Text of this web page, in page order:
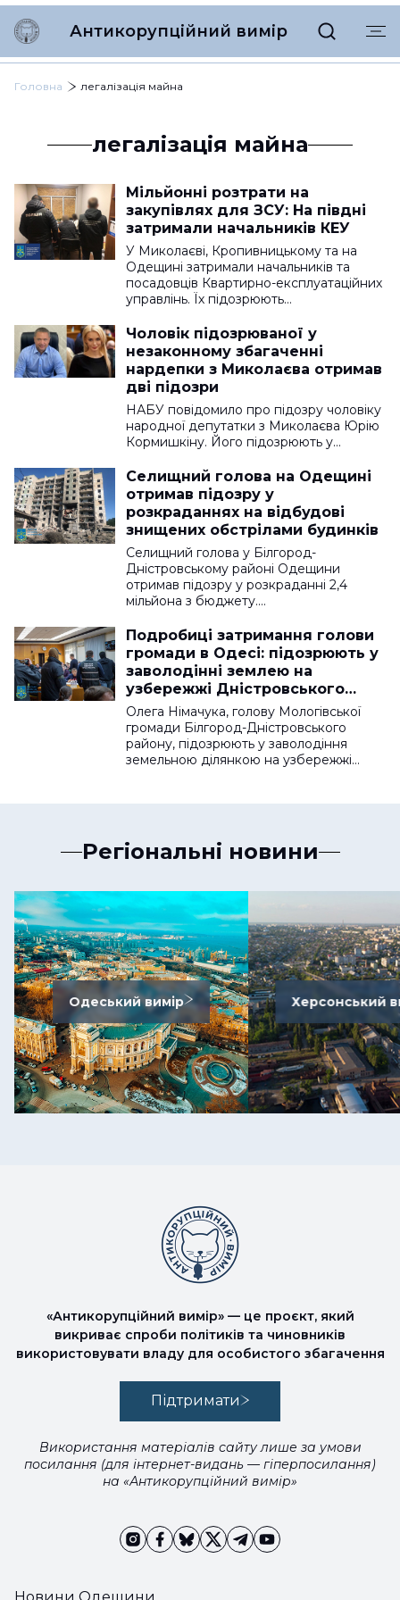
Антикорупційний вимір
Головна легалізація майна
легалізація майна
Мільйонні розтрати на
закупівлях для ЗСУ: На півдні
затримали начальників КЕУ
У Миколаєві, Кропивницькому та на
Одещині затримали начальників та
посадовців Квартирно-експлуатаційних
управлінь. Їх підозрюють…
Чоловік підозрюваної у
незаконному збагаченні
нардепки з Миколаєва отримав
дві підозри
НАБУ повідомило про підозру чоловіку
народної депутатки з Миколаєва Юрію
Кормишкіну. Його підозрюють у…
Селищний голова на Одещині
отримав підозру у
розкраданнях на відбудові
знищених обстрілами будинків
Селищний голова у Білгород-
Дністровському районі Одещини
отримав підозру у розкраданні 2,4
мільйона з бюджету.…
Подробиці затримання голови
громади в Одесі: підозрюють у
заволодінні землею на
узбережжі Дністровського
лиману
Олега Німачука, голову Мологівської
громади Білгород-Дністровського
району, підозрюють у заволодіння
земельною ділянкою на узбережжі…
Регіональні новини
Одеський вимір Херсонський
«Антикорупційний вимір» — це проєкт, який
викриває спроби політиків та чиновників
використовувати владу для особистого збагачення
Підтримати
Використання матеріалів сайту лише за умови
посилання (для інтернет-видань — гіперпосилання)
на «Антикорупційний вимір»